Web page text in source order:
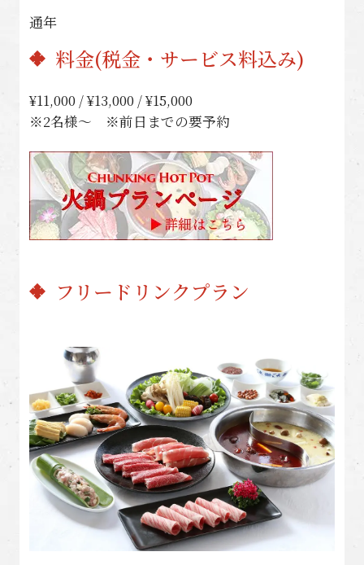
通年
料金(税金・サービス料込み)
¥11,000 / ¥13,000 / ¥15,000
※2名様〜 ※前日までの要予約
フリードリンクプラン